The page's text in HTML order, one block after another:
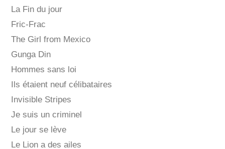
La Fin du jour
Fric-Frac
The Girl from Mexico
Gunga Din
Hommes sans loi
Ils étaient neuf célibataires
Invisible Stripes
Je suis un criminel
Le jour se lève
Le Lion a des ailes